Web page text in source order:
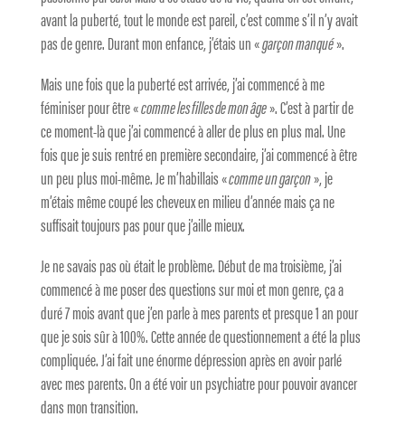
avant la puberté, tout le monde est pareil, c’est comme s’il n’y avait
pas de genre. Durant mon enfance, j’étais un «garçon manqué».
Mais une fois que la puberté est arrivée, j’ai commencé à me
féminiser pour être «comme les filles de mon âge». C’est à partir de
ce moment-là que j’ai commencé à aller de plus en plus mal. Une
fois que je suis rentré en première secondaire, j’ai commencé à être
un peu plus moi-même. Je m’habillais «comme un garçon», je
m’étais même coupé les cheveux en milieu d’année mais ça ne
suffisait toujours pas pour que j’aille mieux.
Je ne savais pas où était le problème. Début de ma troisième, j’ai
commencé à me poser des questions sur moi et mon genre, ça a
duré 7 mois avant que j’en parle à mes parents et presque 1 an pour
que je sois sûr à 100%. Cette année de questionnement a été la plus
compliquée. J’ai fait une énorme dépression après en avoir parlé
avec mes parents. On a été voir un psychiatre pour pouvoir avancer
dans mon transition.